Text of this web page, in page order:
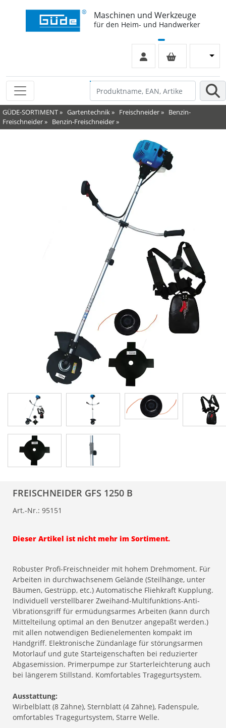
Maschinen und Werkzeuge
für den Heim- und Handwerker
GÜDE-SORTIMENT» Gartentechnik» Freischneider» Benzin-
Freischneider» Benzin-Freischneider»
FREISCHNEIDER GFS 1250 B
Art.-Nr.: 95151
Dieser Artikel ist nicht mehr im Sortiment.
Robuster Profi-Freischneider mit hohem Drehmoment. Für
Arbeiten in durchwachsenem Gelände (Steilhänge, unter
Bäumen, Gestrüpp, etc.) Automatische Fliehkraft Kupplung.
Individuell verstellbarer Zweihand-Multifunktions-Anti-
Vibrationsgriff für ermüdungsarmes Arbeiten (kann durch
Mittelteilung optimal an den Benutzer angepaßt werden.)
mit allen notwendigen Bedienelementen kompakt im
Handgriff. Elektronische Zündanlage für störungsarmen
Motorlauf und gute Starteigenschaften bei reduzierter
Abgasemission. Primerpumpe zur Starterleichterung auch
bei längerem Stillstand. Komfortables Tragegurtsystem.
Ausstattung:
Wirbelblatt (8 Zähne), Sternblatt (4 Zähne), Fadenspule,
omfortables Tragegurtsystem, Starre Welle.